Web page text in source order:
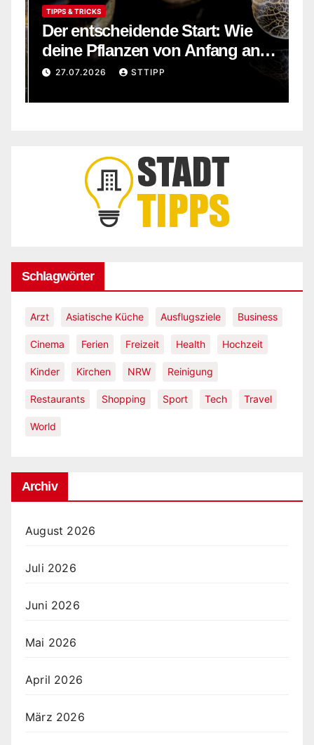
TIPPS & TRICKS
Der entscheidende Start: Wie
deine Pflanzen von Anfang an
stark wachsen
27.07.2026 STTIPP
Schlagwörter
Arzt Asiatische Küche Ausflugsziele Business
Cinema Ferien Freizeit Health Hochzeit
Kinder Kirchen NRW Reinigung
Restaurants Shopping Sport Tech Travel
World
Archiv
August 2026
Juli 2026
Juni 2026
Mai 2026
April 2026
März 2026